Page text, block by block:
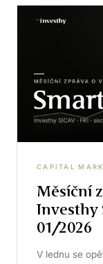
CAPITAL
Měsíční
Investhy
01/2026
V lednu se